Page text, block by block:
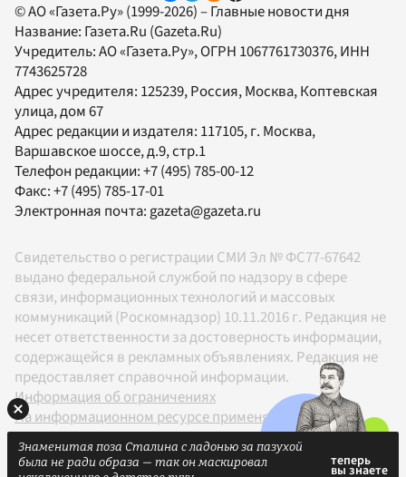
© АО «Газета.Ру» (1999-2026) – Главные новости дня
Название: Газета.Ru (Gazeta.Ru)
Учредитель:АО «Газета.Ру», ОГРН 1067761730376, ИНН
7743625728
Адрес учредителя: 125239, Россия, Москва, Коптевская
улица, дом 67
Адрес редакции и издателя: 117105, г. Москва,
Варшавское шоссе, д.9, стр.1
Телефон редакции:+7 (495) 785-00-12
Факс:+7 (495) 785-17-01
Электронная почта:gazeta@gazeta.ru
Свидетельство о регистрации СМИ Эл № ФС77-67642
выдано федеральной службой по надзору в сфере
связи, информационных технологий и массовых
коммуникаций (Роскомнадзор) 10.11.2016 г. Редакция не
несет ответственности за достоверность информации,
содержащейся в рекламных объявлениях. Редакция не
предоставляет справочной информации.
Информация об ограничениях
На информационном ресурсе применяются
рекомендательные технологии в соответствии с
Правилами
Знаменитая поза Сталина с ладонью за пазухой
была не ради образа — так он маскировал